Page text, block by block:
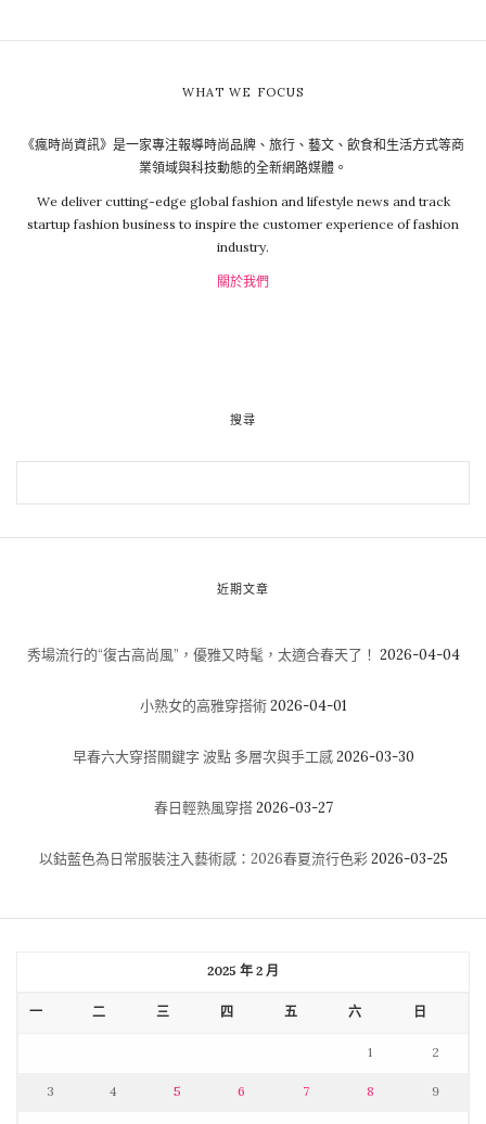
WHAT WE FOCUS
《瘋時尚資訊》是一家專注報導時尚品牌、旅行、藝文、飲食和生活方式等商
業領域與科技動態的全新網路媒體。
We deliver cutting-edge global fashion and lifestyle news and track
startup fashion business to inspire the customer experience of fashion
industry.
關於我們
搜尋
近期文章
秀場流行的“復古高尚風”，優雅又時髦，太適合春天了！ 2026-04-04
小熟女的高雅穿搭術 2026-04-01
早春六大穿搭關鍵字 波點 多層次與手工感 2026-03-30
春日輕熟風穿搭 2026-03-27
以鈷藍色為日常服裝注入藝術感：2026春夏流行色彩 2026-03-25
2025 年 2 月
一 二 三 四 五 六 日
1 2
3 4 5 6 7 8 9